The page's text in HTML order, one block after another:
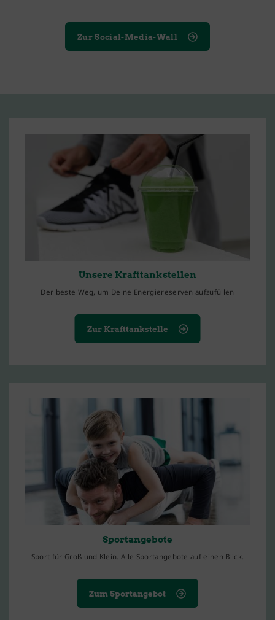
Zur Social-Media-Wall
Unsere Krafttankstellen
Der beste Weg, um Deine Energiereserven aufzufüllen
Zur Krafttankstelle
Sportangebote
Sport für Groß und Klein. Alle Sportangebote auf einen Blick.
Zum Sportangebot